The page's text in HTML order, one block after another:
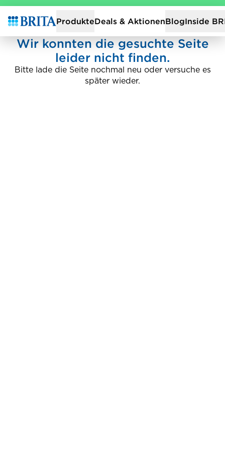
Zur Startseite
ProdukteDeals & AktionenBlogInside
Wir konnten die gesuchte Seite
leider nicht finden.
Bitte lade die Seite nochmal neu oder versuche es
später wieder.